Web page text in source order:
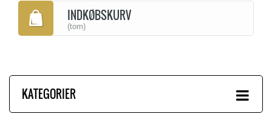
INDKØBSKURV
(tom)
KATEGORIER